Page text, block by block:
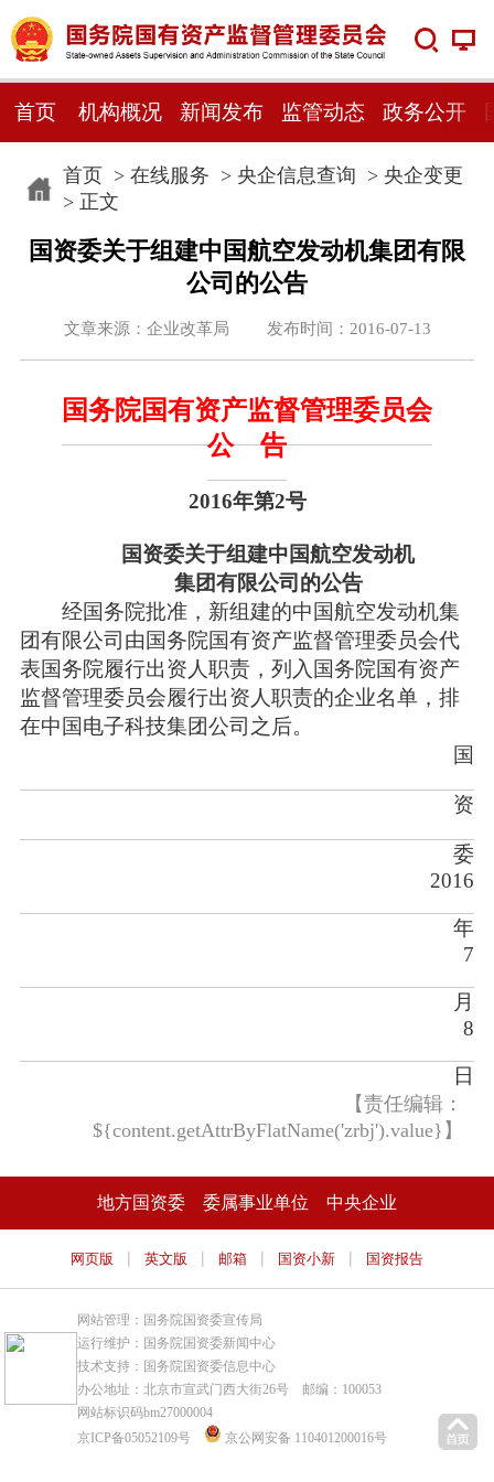
首页 机构概况 新闻发布 监管动态 政务公开
首页> 在线服务 > 央企信息查询 > 央企变更
> 正文
国资委关于组建中国航空发动机集团有限
公司的公告
文章来源：企业改革局 发布时间：2016-07-13
国务院国有资产监督管理委员会
公 告
2016年第2号
国资委关于组建中国航空发动机
集团有限公司的公告
经国务院批准，新组建的中国航空发动机集
团有限公司由国务院国有资产监督管理委员会代
表国务院履行出资人职责，列入国务院国有资产
监督管理委员会履行出资人职责的企业名单，排
在中国电子科技集团公司之后。
国
资
委
2016
年
7
月
8
日
【责任编辑：
${content.getAttrByFlatName('zrbj').value}】
地方国资委 委属事业单位 中央企业
网页版 | 英文版 | 邮箱 | 国资小新 | 国资报告
网站管理：国务院国资委宣传局
运行维护：国务院国资委新闻中心
技术支持：国务院国资委信息中心
办公地址：北京市宣武门西大街26号 邮编：100053
网站标识码bm27000004
京ICP备05052109号
京公网安备 110401200016号